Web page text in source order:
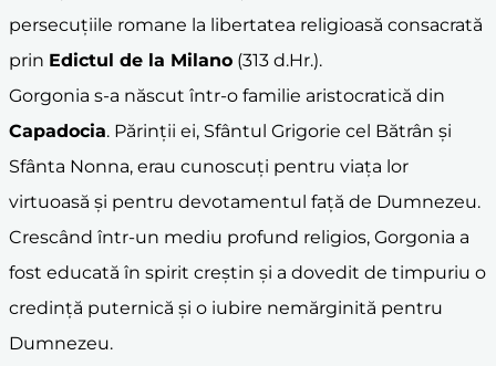
persecuțiile romane la libertatea religioasă consacrată
prin Edictul de la Milano (313 d.Hr.).
Gorgonia s-a născut într-o familie aristocratică din
Capadocia. Părinții ei, Sfântul Grigorie cel Bătrân și
Sfânta Nonna, erau cunoscuți pentru viața lor
virtuoasă și pentru devotamentul față de Dumnezeu.
Crescând într-un mediu profund religios, Gorgonia a
fost educată în spirit creștin și a dovedit de timpuriu o
credință puternică și o iubire nemărginită pentru
Dumnezeu.